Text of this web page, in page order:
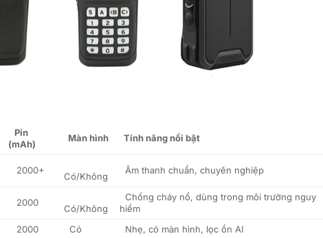
Pin
(mAh)
Màn hình Tính năng nổi bật
2000+
Có/Không
Âm thanh chuẩn, chuyên nghiệp
2000
Có/Không
Chống cháy nổ, dùng trong môi trường nguy
hiểm
2000 Có
Nhẹ, có màn hình, lọc ồn AI